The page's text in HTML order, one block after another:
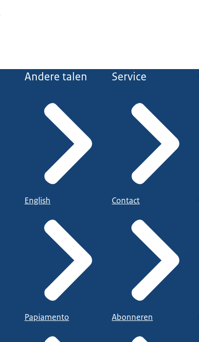
Andere talen
English
Papiamento
Service
Contact
Abonneren